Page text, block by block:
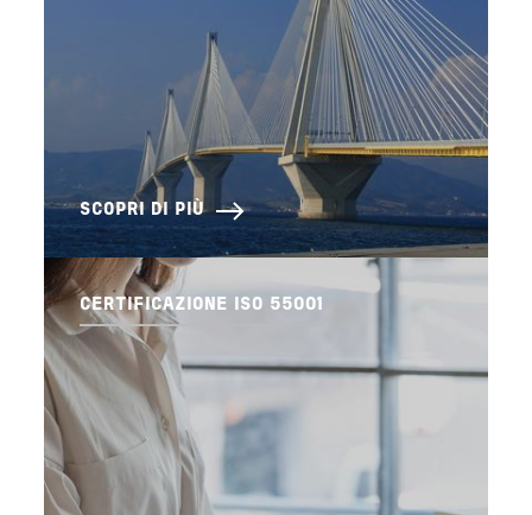
SCOPRI DI PIÙ
CERTIFICAZIONE ISO 55001